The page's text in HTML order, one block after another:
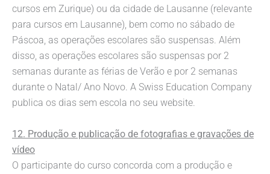
cursos em Zurique) ou da cidade de Lausanne (relevante
para cursos em Lausanne), bem como no sábado de
Páscoa, as operações escolares são suspensas. Além
disso, as operações escolares são suspensas por 2
semanas durante as férias de Verão e por 2 semanas
durante o Natal/ Ano Novo. A Swiss Education Company
publica os dias sem escola no seu website.
12. Produção e publicação de fotografias e gravações de
vídeo
O participante do curso concorda com a produção e